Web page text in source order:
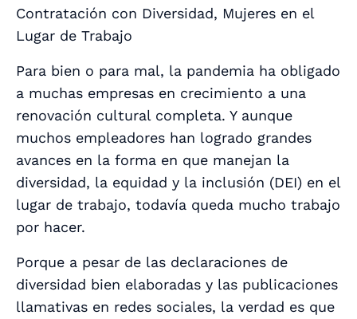
Contratación con Diversidad, Mujeres en el
Lugar de Trabajo
Para bien o para mal, la pandemia ha obligado
a muchas empresas en crecimiento a una
renovación cultural completa. Y aunque
muchos empleadores han logrado grandes
avances en la forma en que manejan la
diversidad, la equidad y la inclusión (DEI) en el
lugar de trabajo, todavía queda mucho trabajo
por hacer.
Porque a pesar de las declaraciones de
diversidad bien elaboradas y las publicaciones
llamativas en redes sociales, la verdad es que